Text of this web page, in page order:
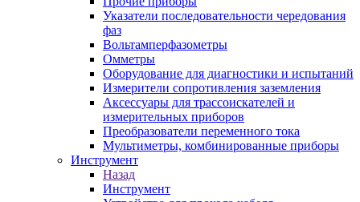
Указатели последовательности чередования
фаз
Вольтамперфазометры
Омметры
Оборудование для диагностики и испытаний
Измерители сопротивления заземления
Аксессуары для трассоискателей и
измерительных приборов
Преобразователи переменного тока
Мультиметры, комбинированные приборы
Инструмент
Назад
Инструмент